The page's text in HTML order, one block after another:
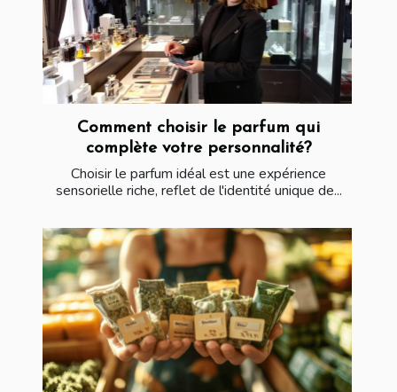
Comment choisir le parfum qui
complète votre personnalité?
Choisir le parfum idéal est une expérience
sensorielle riche, reflet de l'identité unique de...